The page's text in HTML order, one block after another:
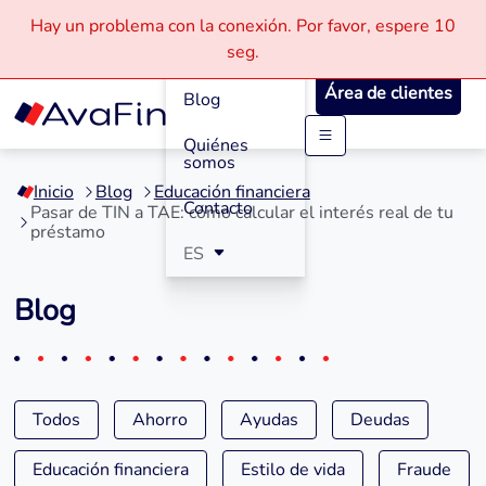
Saltar
contenido
Hay un problema con la conexión. Por favor, espere 10
seg.
Cómo
Funciona
Blog
Quiénes
somos
Contacto
ES
Área de clientes
Inicio Blog
Educación financiera
Pasar de TIN a TAE: cómo calcular el interés real de tu
préstamo
Blog
Todos Ahorro Ayudas Deudas
Educación financiera Estilo de vida Fraude